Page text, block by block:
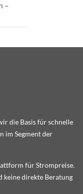
–
die Basis für schnelle
im Segment der
für Strompreise.
direkte Beratung